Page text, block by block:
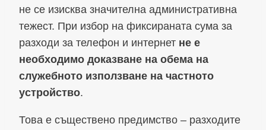
не се изисква значителна административна
тежест. При избор на фиксираната сума за
разходи за телефон и интернет не е
необходимо доказване на обема на
служебното използване на частното
устройство.
Това е съществено предимство – разходите